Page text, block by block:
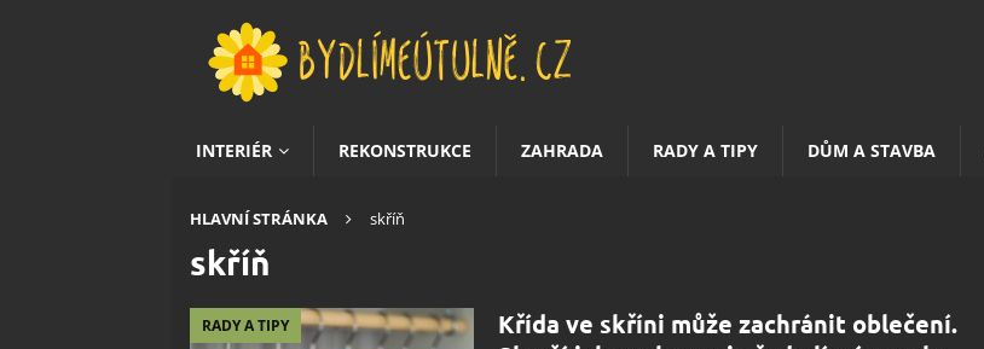
INTERIÉR REKONSTRUKCE ZAHRADA RADY A TIPY DŮM A STAVBA
HLAVNÍ STRÁNKA skříň
skříň
RADY A TIPY
Křída ve skříni může zachránit oblečení.